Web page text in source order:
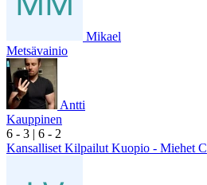
Mikael
Metsävainio
Antti
Kauppinen
6 - 3 | 6 - 2
Kansalliset Kilpailut Kuopio - Miehet C